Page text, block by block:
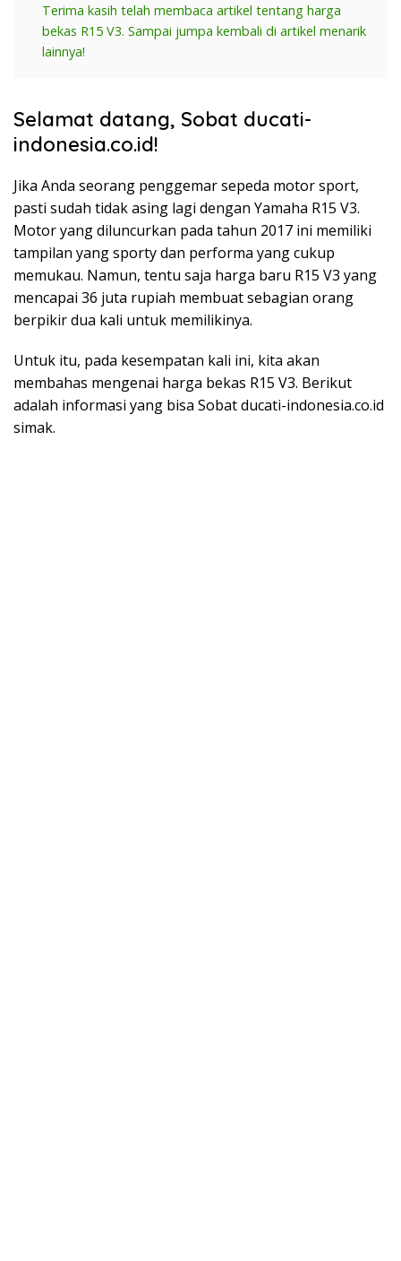
Terima kasih telah membaca artikel tentang harga
bekas R15 V3. Sampai jumpa kembali di artikel menarik
lainnya!
Selamat datang, Sobat ducati-
indonesia.co.id!
Jika Anda seorang penggemar sepeda motor sport,
pasti sudah tidak asing lagi dengan Yamaha R15 V3.
Motor yang diluncurkan pada tahun 2017 ini memiliki
tampilan yang sporty dan performa yang cukup
memukau. Namun, tentu saja harga baru R15 V3 yang
mencapai 36 juta rupiah membuat sebagian orang
berpikir dua kali untuk memilikinya.
Untuk itu, pada kesempatan kali ini, kita akan
membahas mengenai harga bekas R15 V3. Berikut
adalah informasi yang bisa Sobat ducati-indonesia.co.id
simak.